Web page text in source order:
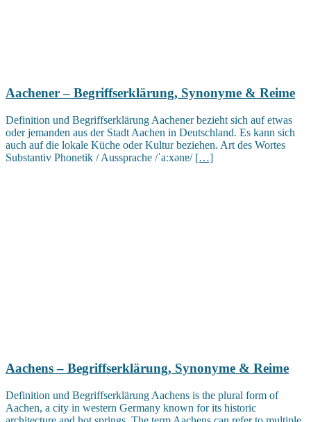
Aachener – Begriffserklärung, Synonyme & Reime
Definition und Begriffserklärung Aachener bezieht sich auf etwas
oder jemanden aus der Stadt Aachen in Deutschland. Es kann sich
auch auf die lokale Küche oder Kultur beziehen. Art des Wortes
Substantiv Phonetik / Aussprache /ˈaːxənɐ/ […]
Aachens – Begriffserklärung, Synonyme & Reime
Definition und Begriffserklärung Aachens is the plural form of
Aachen, a city in western Germany known for its historic